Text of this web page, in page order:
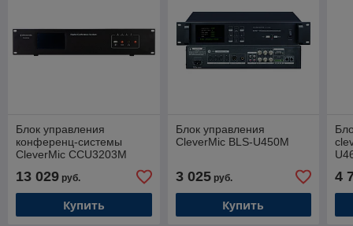
Блок управления
конференц-системы
CleverMic CCU3203M
13 029 руб.
Купить
Блок управления
CleverMic BLS-U450M
3 025руб.
Купить
4